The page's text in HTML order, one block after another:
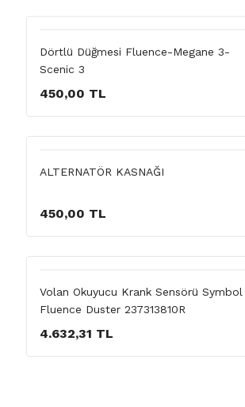
Dörtlü Düğmesi Fluence-Megane 3-
Scenic 3
450,00 TL
ALTERNATÖR KASNAĞI
450,00 TL
Volan Okuyucu Krank Sensörü Symbol
Fluence Duster 237313810R
4.632,31 TL